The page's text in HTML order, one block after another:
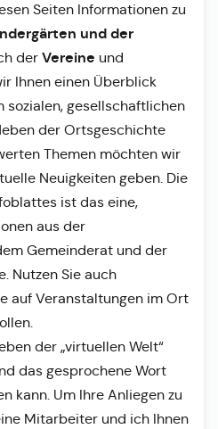
Seiten Informationen zu
und der
der Vereine und
Ihnen einen Überblick
sozialen, gesellschaftlichen
der Ortsgeschichte
Themen möchten wir
Neuigkeiten geben. Die
ist das eine,
aus der
Gemeinderat und der
Nutzen Sie auch
auf Veranstaltungen im Ort
der „virtuellen Welt“
das gesprochene Wort
kann. Um Ihre Anliegen zu
Mitarbeiter und ich Ihnen